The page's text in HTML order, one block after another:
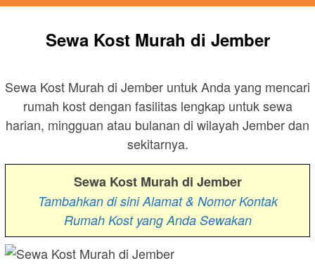
Sewa Kost Murah di Jember
Sewa Kost Murah di Jember untuk Anda yang mencari
rumah kost dengan fasilitas lengkap untuk sewa
harian, mingguan atau bulanan di wilayah Jember dan
sekitarnya.
Sewa Kost Murah di Jember
Tambahkan di sini Alamat & Nomor Kontak
Rumah Kost yang Anda Sewakan